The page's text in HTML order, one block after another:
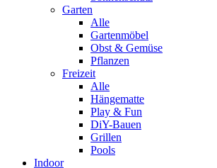
Garten
Alle
Gartenmöbel
Obst & Gemüse
Pflanzen
Freizeit
Alle
Hängematte
Play & Fun
DiY-Bauen
Grillen
Pools
Indoor